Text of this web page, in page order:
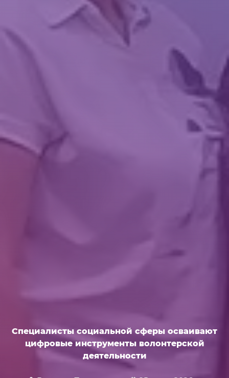
Специалисты социальной сферы осваивают
цифровые инструменты волонтерской
деятельности